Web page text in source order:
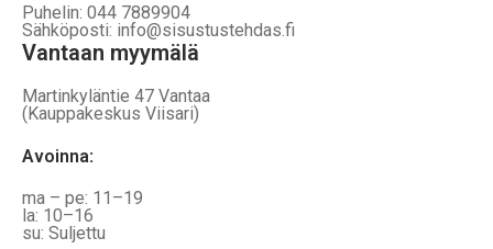
Puhelin: 044 7889904
Sähköposti: info@sisustustehdas.fi
Vantaan myymälä
Martinkyläntie 47 Vantaa
(Kauppakeskus Viisari)
Avoinna:
ma – pe: 11–19
la: 10–16
su: Suljettu